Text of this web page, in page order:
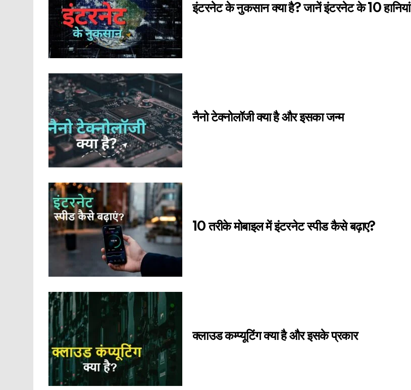
इंटरनेट के नुकसान क्या है? जानें इंटरनेट के 10 हानियां
नैनो टेक्नोलॉजी क्या है और इसका जन्म
10 तरीके मोबाइल में इंटरनेट स्पीड कैसे बढ़ाए?
क्लाउड कम्प्यूटिंग क्या है और इसके प्रकार